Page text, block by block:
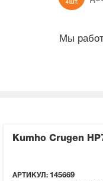
4 ШТ.
Мы
Kumho Crugen
АРТИКУЛ: 145669